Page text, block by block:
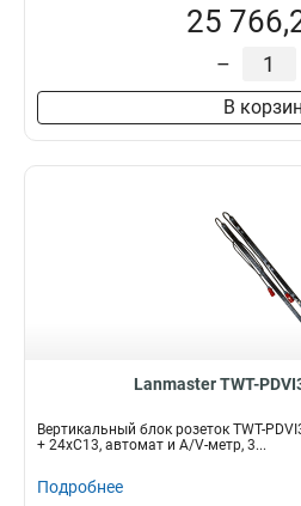
25
–
В
Lanmaster TWT-
Вертикальный блок розеток TWT-
+ 24xC13, автомат и A/V-метр, 3...
Подробнее